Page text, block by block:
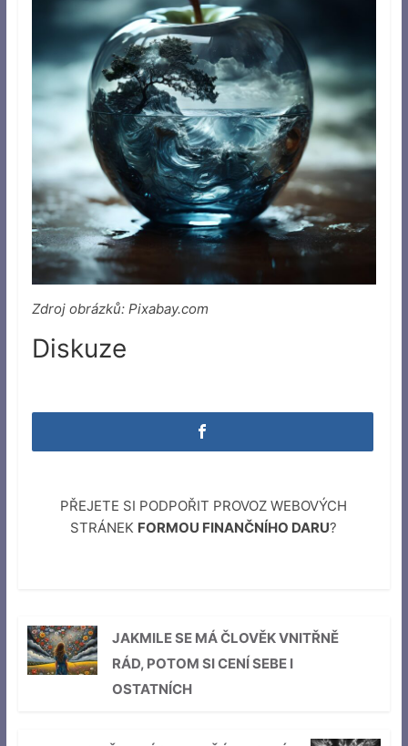
Zdroj obrázků: Pixabay.com
Diskuze
PŘEJETE SI PODPOŘIT PROVOZ WEBOVÝCH
STRÁNEK FORMOU FINANČNÍHO DARU?
JAKMILE SE MÁ ČLOVĚK VNITŘNĚ
RÁD, POTOM SI CENÍ SEBE I
OSTATNÍCH